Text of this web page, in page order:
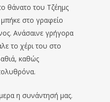
θάνατο του Τζέημς
στο γραφείο
Ανάσαινε γρήγορα
το χέρι του στο
καθώς
η συνάντησή μας.